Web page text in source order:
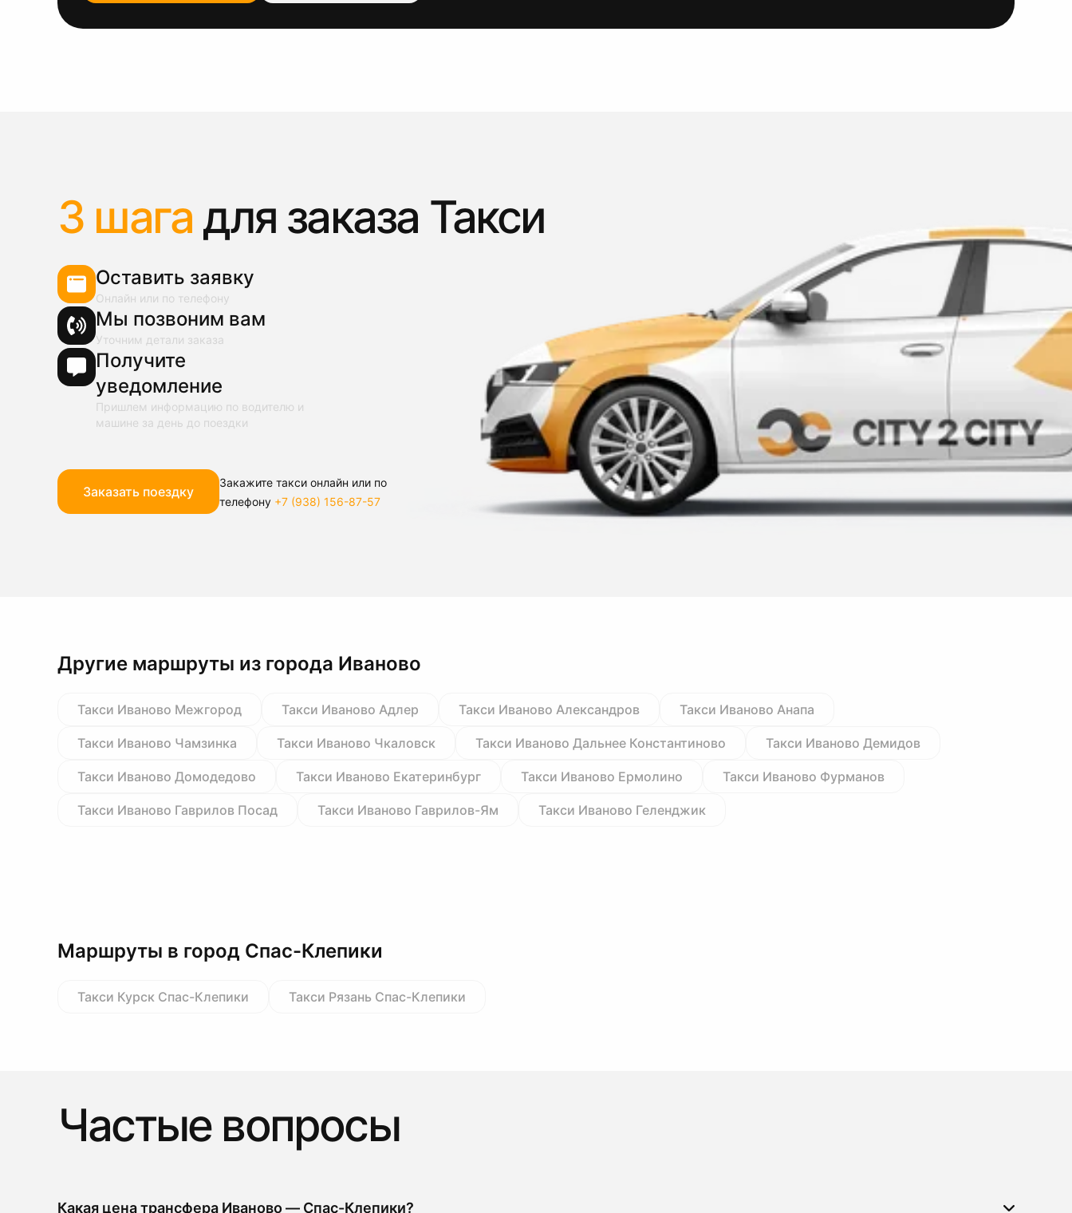
3 шага для заказа Такси
Оставить заявку
Онлайн или по телефону
Мы позвоним вам
Уточним детали заказа
Получите
уведомление
Пришлем информацию по водителю и
машине за день до поездки
Заказать поездку
Закажите такси онлайн или по
телефону +7 (938) 156-87-57
Другие маршруты из города Иваново
Такси Иваново Межгород Такси Иваново Адлер Такси Иваново Александров Такси Иваново Анапа
Такси Иваново Чамзинка Такси Иваново Чкаловск Такси Иваново Дальнее Константиново Такси Иваново Демидов
Такси Иваново Домодедово Такси Иваново Екатеринбург Такси Иваново Ермолино Такси Иваново Фурманов
Такси Иваново Гаврилов Посад Такси Иваново Гаврилов-Ям Такси Иваново Геленджик
Маршруты в город Спас-Клепики
Такси Курск Спас-Клепики Такси Рязань Спас-Клепики
Частые вопросы
Какая цена трансфера Иваново — Спас-Клепики?